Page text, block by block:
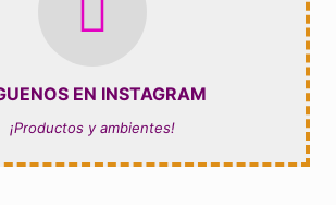
EN INSTAGRAM
¡Productos y ambientes!
NUESTRO INSTAGRAM
Proyectos y diseños reales